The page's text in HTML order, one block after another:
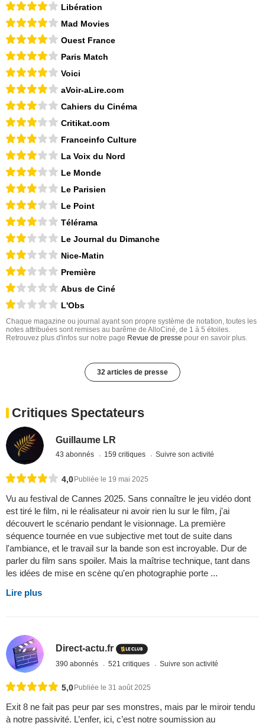
Libération
Mad Movies
Ouest France
Paris Match
Voici
aVoir-aLire.com
Cahiers du Cinéma
Critikat.com
Franceinfo Culture
La Voix du Nord
Le Monde
Le Parisien
Le Point
Télérama
Le Journal du Dimanche
Nice-Matin
Première
Abus de Ciné
L'Obs
Chaque magazine ou journal ayant son propre système de notation, toutes les
notes attribuées sont remises au barême de AlloCiné, de 1 à 5 étoiles.
Retrouvez plus d'infos sur notre page Revue de presse pour en savoir plus.
32 articles de presse
Critiques Spectateurs
Guillaume LR
43 abonnés 159 critiques Suivre son activité
4,0 Publiée le 19 mai 2025
Vu au festival de Cannes 2025. Sans connaître le jeu vidéo dont
est tiré le film, ni le réalisateur ni avoir rien lu sur le film, j'ai
découvert le scénario pendant le visionnage. La première
séquence tournée en vue subjective met tout de suite dans
l'ambiance, et le travail sur la bande son est incroyable. Dur de
parler du film sans spoiler. Mais la maîtrise technique, tant dans
les idées de mise en scène qu'en photographie porte ...
Lire plus
Direct-actu.fr
390 abonnés 521 critiques Suivre son activité
5,0 Publiée le 31 août 2025
Exit 8 ne fait pas peur par ses monstres, mais par le miroir tendu
à notre passivité. L’enfer, ici, c’est notre soumission au